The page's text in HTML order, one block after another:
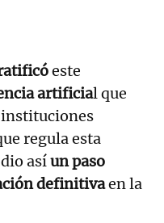
este
artificial que
regula esta
asíun paso
definitivaen la